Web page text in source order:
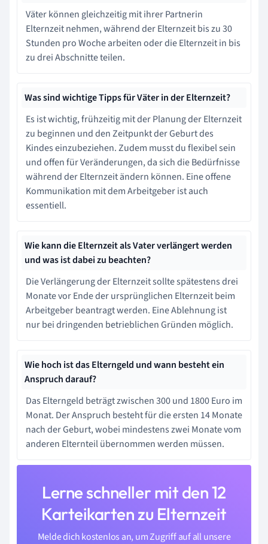
Väter können gleichzeitig mit ihrer Partnerin
Elternzeit nehmen, während der Elternzeit bis zu 30
Stunden pro Woche arbeiten oder die Elternzeit in bis
zu drei Abschnitte teilen.
Was sind wichtige Tipps für Väter in der Elternzeit?
Es ist wichtig, frühzeitig mit der Planung der Elternzeit
zu beginnen und den Zeitpunkt der Geburt des
Kindes einzubeziehen. Zudem musst du flexibel sein
und offen für Veränderungen, da sich die Bedürfnisse
während der Elternzeit ändern können. Eine offene
Kommunikation mit dem Arbeitgeber ist auch
essentiell.
Wie kann die Elternzeit als Vater verlängert werden
und was ist dabei zu beachten?
Die Verlängerung der Elternzeit sollte spätestens drei
Monate vor Ende der ursprünglichen Elternzeit beim
Arbeitgeber beantragt werden. Eine Ablehnung ist
nur bei dringenden betrieblichen Gründen möglich.
Wie hoch ist das Elterngeld und wann besteht ein
Anspruch darauf?
Das Elterngeld beträgt zwischen 300 und 1800 Euro im
Monat. Der Anspruch besteht für die ersten 14 Monate
nach der Geburt, wobei mindestens zwei Monate vom
anderen Elternteil übernommen werden müssen.
Lerne schneller mit den 12
Karteikarten zu Elternzeit
Melde dich kostenlos an, um Zugriff auf all unsere